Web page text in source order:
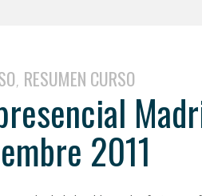
, RESUMEN CURSO
2011